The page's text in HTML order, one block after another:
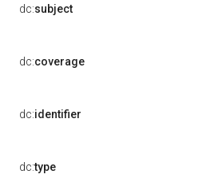
dc:subject
dc:coverage
dc:identifier
dc:type